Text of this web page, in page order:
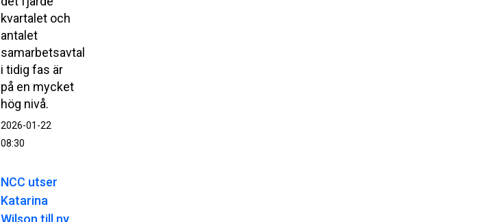
kvartalet och
antalet
samarbetsavtal
i tidig fas är
på en mycket
hög nivå.
2026-01-22
08:30
NCC utser
Katarina
Wilson till ny